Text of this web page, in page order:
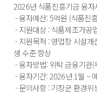
2026년 식품진흥기금 융자
- 융자예산: 5억원 (식품진
- 지원대상 : 식품제조가공
- 지원목적 : 영업장 시설
생 수준 향상
- 융자방법: 위탁 금융기관
- 융자기간: 2026년 1월 ~
- 문의사항 : 기장군 환경위